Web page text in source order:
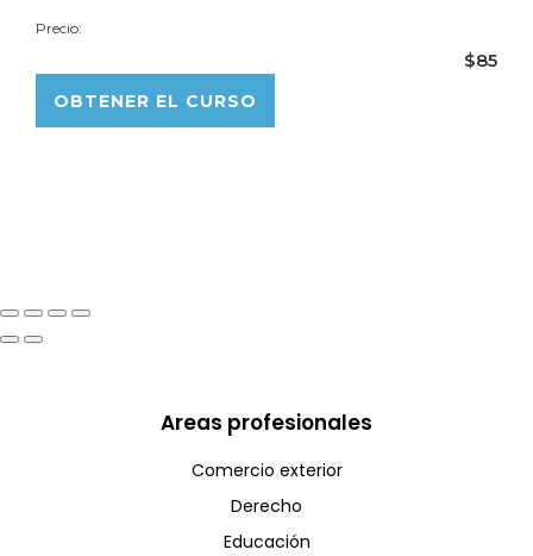
Precio:
$85
OBTENER EL CURSO
Areas profesionales
Comercio exterior
Derecho
Educación